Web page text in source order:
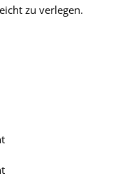
zu verlegen.